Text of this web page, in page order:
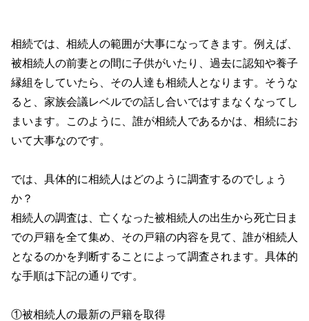
相続では、相続人の範囲が大事になってきます。例えば、
被相続人の前妻との間に子供がいたり、過去に認知や養子
縁組をしていたら、その人達も相続人となります。そうな
ると、家族会議レベルでの話し合いではすまなくなってし
まいます。このように、誰が相続人であるかは、相続にお
いて大事なのです。
では、具体的に相続人はどのように調査するのでしょう
か？
相続人の調査は、亡くなった被相続人の出生から死亡日ま
での戸籍を全て集め、その戸籍の内容を見て、誰が相続人
となるのかを判断することによって調査されます。具体的
な手順は下記の通りです。
①被相続人の最新の戸籍を取得